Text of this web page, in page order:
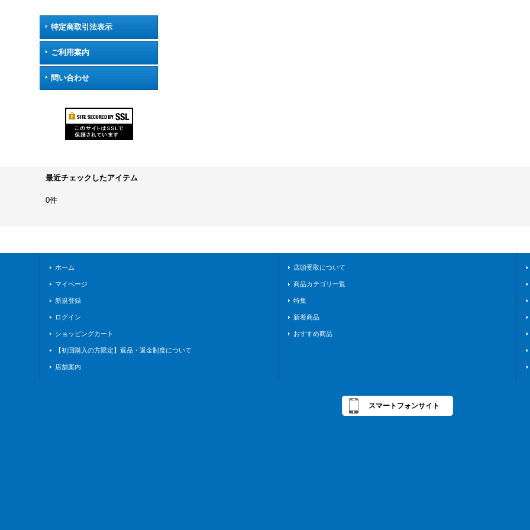
特定商取引法表示
ご利用案内
問い合わせ
最近チェックしたアイテム
0件
ホーム
マイページ
新規登録
ログイン
ショッピングカート
【初回購入の方限定】返品・返金制度について
店舗案内
店頭受取について
商品カテゴリ一覧
特集
新着商品
おすすめ商品
スマートフォンサイト